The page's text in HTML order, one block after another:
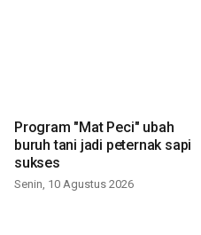
Program "Mat Peci" ubah
buruh tani jadi peternak sapi
sukses
Senin, 10 Agustus 2026